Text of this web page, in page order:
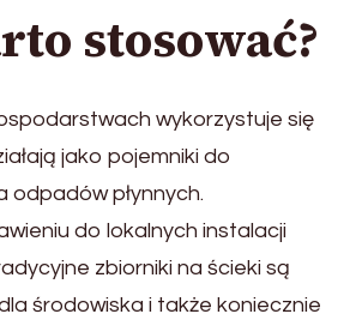
stosować?
wykorzystuje się
jako pojemniki do
odpadów płynnych.
do lokalnych instalacji
zbiorniki na ścieki są
środowiska i także koniecznie